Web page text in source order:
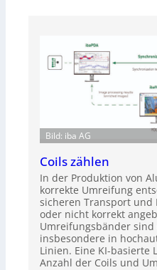
Bild: iba AG
Coils zählen
In der Produktion von
korrekte Umreifung
sicheren Transport und
oder nicht korrekt
Umreifungsbänder
insbesondere in
Linien. Eine KI-basierte
Anzahl der Coils und